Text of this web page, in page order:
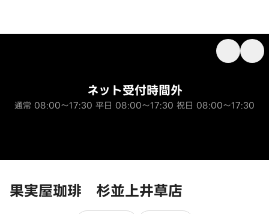
果実屋珈琲 杉並上井草店
ネット受付時間外
通常 08:00～17:30 平日 08:00～17:30 祝日 08:00～17:30